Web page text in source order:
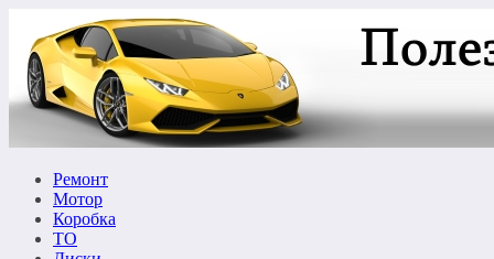
содержимому
Ремонт
Мотор
Коробка
ТО